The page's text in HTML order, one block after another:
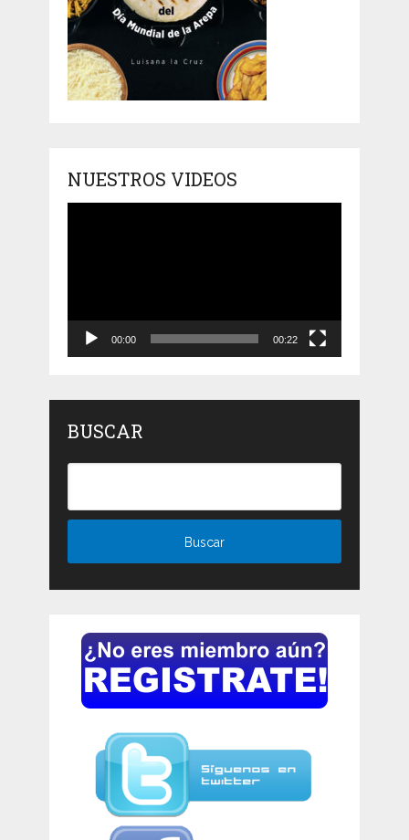
NUESTROS VIDEOS
00:00 00:22
BUSCAR